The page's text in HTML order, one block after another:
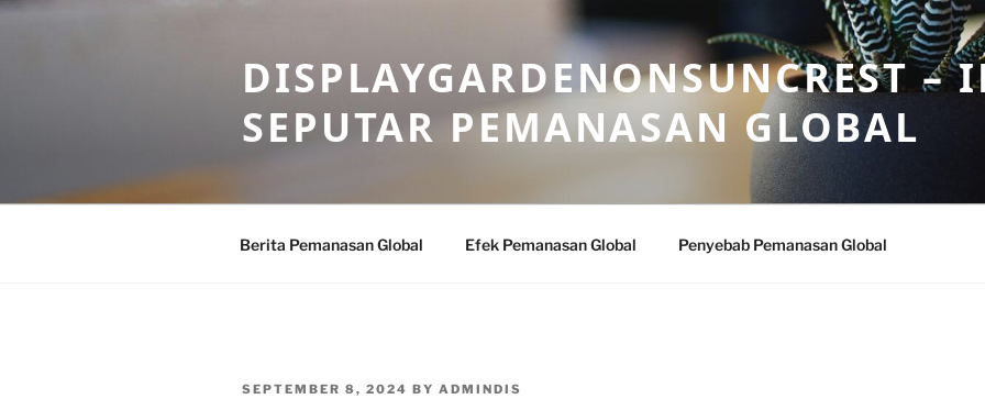
Skip
DISPLAYGARDENONSUNCREST –
SEPUTAR PEMANASAN GLOBAL
Berita Pemanasan Global Efek Pemanasan Global Penyebab Pemanasan Global
POSTED
SEPTEMBER 8, 2024 BY ADMINDIS